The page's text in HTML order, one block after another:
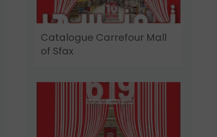
Catalogue Carrefour Mall
of Sfax